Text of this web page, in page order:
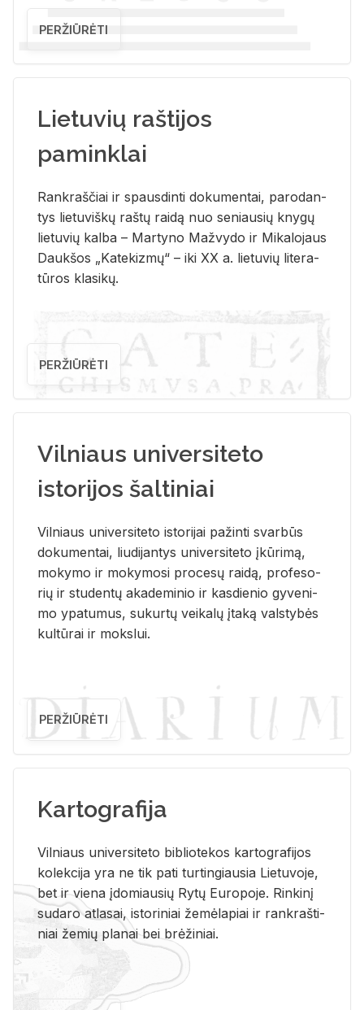
PERŽIŪRĖTI
Lietuvių raštijos
paminklai
Rank­raš­čiai ir spaus­din­ti do­ku­men­tai, pa­ro­dan­
tys lie­tu­viš­kų raš­tų rai­dą nuo se­niau­sių kny­gų
lie­tu­vių kal­ba – Mar­ty­no Ma­žvy­do ir Mi­ka­lo­jaus
Dauk­šos „Ka­te­kiz­mų“ – iki XX a. lie­tu­vių li­te­ra­
tū­ros kla­si­kų.
PERŽIŪRĖTI
Vilniaus universiteto
istorijos šaltiniai
Vil­niaus uni­ver­si­te­to is­to­ri­jai pa­žin­ti svar­būs
do­ku­men­tai, liu­di­jan­tys uni­ver­si­te­to įkū­ri­mą,
mo­ky­mo ir mo­ky­mo­si pro­ce­sų rai­dą, pro­fe­so­
rių ir stu­den­tų aka­de­mi­nio ir kas­die­nio gy­ve­ni­
mo ypa­tu­mus, su­kur­tų vei­ka­lų įta­ką vals­ty­bės
kul­tū­rai ir moks­lui.
PERŽIŪRĖTI
Kartografija
Vil­niaus uni­ver­si­te­to bi­b­lio­te­kos kar­to­gra­fi­jos
ko­lek­ci­ja yra ne tik pati tur­tin­giau­sia Lie­tu­vo­je,
bet ir vie­na įdo­miau­sių Rytų Eu­ro­po­je. Rin­ki­nį
su­da­ro at­la­sai, is­to­ri­niai že­mė­la­piai ir rank­raš­ti­
niai že­mių pla­nai bei brė­ži­niai.